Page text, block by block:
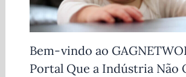
Bem-vindo ao
Portal Que a Indústria Não